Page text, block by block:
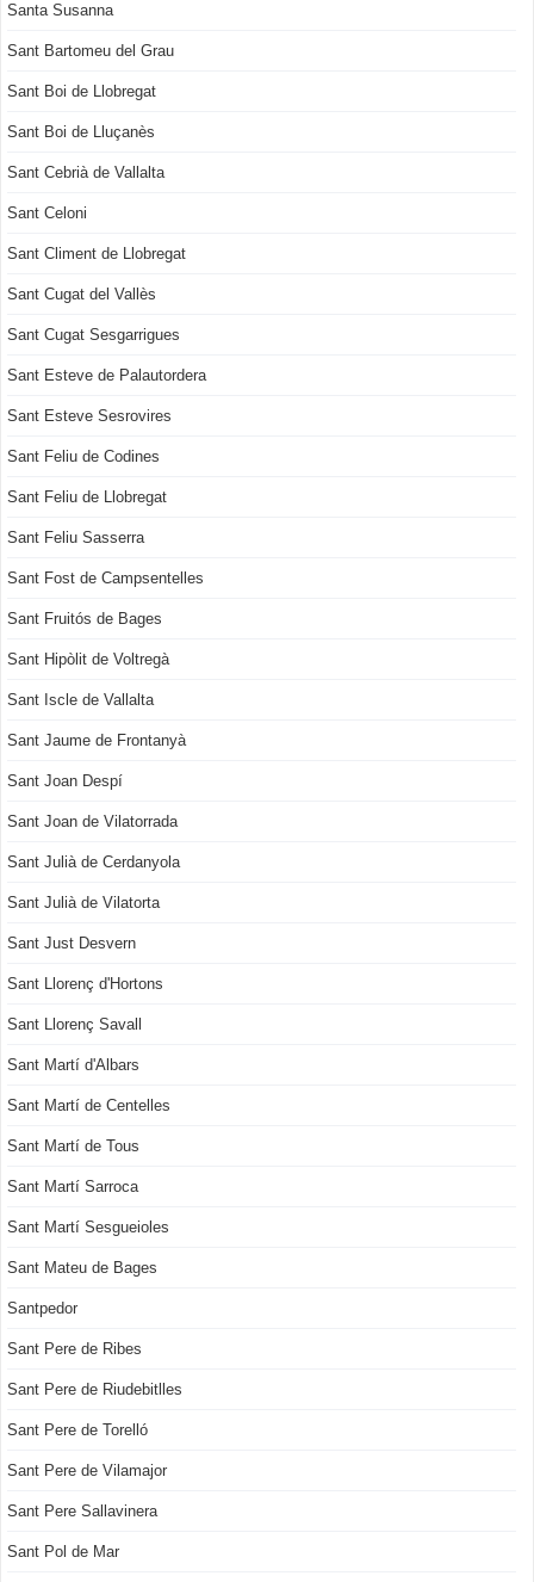
Santa Susanna
Sant Bartomeu del Grau
Sant Boi de Llobregat
Sant Boi de Lluçanès
Sant Cebrià de Vallalta
Sant Celoni
Sant Climent de Llobregat
Sant Cugat del Vallès
Sant Cugat Sesgarrigues
Sant Esteve de Palautordera
Sant Esteve Sesrovires
Sant Feliu de Codines
Sant Feliu de Llobregat
Sant Feliu Sasserra
Sant Fost de Campsentelles
Sant Fruitós de Bages
Sant Hipòlit de Voltregà
Sant Iscle de Vallalta
Sant Jaume de Frontanyà
Sant Joan Despí
Sant Joan de Vilatorrada
Sant Julià de Cerdanyola
Sant Julià de Vilatorta
Sant Just Desvern
Sant Llorenç d'Hortons
Sant Llorenç Savall
Sant Martí d'Albars
Sant Martí de Centelles
Sant Martí de Tous
Sant Martí Sarroca
Sant Martí Sesgueioles
Sant Mateu de Bages
Santpedor
Sant Pere de Ribes
Sant Pere de Riudebitlles
Sant Pere de Torelló
Sant Pere de Vilamajor
Sant Pere Sallavinera
Sant Pol de Mar